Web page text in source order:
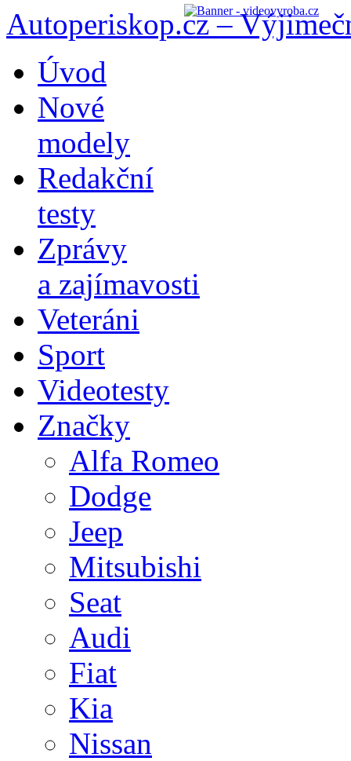
Autoperiskop.cz –
obsahu
webu
Úvod
Nové
modely
Redakční
testy
Zprávy
a zajímavosti
Veteráni
Sport
Videotesty
Značky
Alfa Romeo
Dodge
Jeep
Mitsubishi
Seat
Audi
Fiat
Kia
Nissan